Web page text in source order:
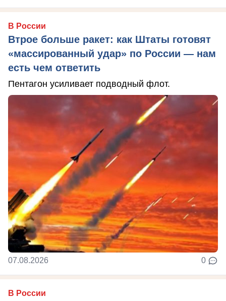
В России
Втрое больше ракет: как Штаты готовят
«массированный удар» по России — нам
есть чем ответить
Пентагон усиливает подводный флот.
07.08.2026 0
В России